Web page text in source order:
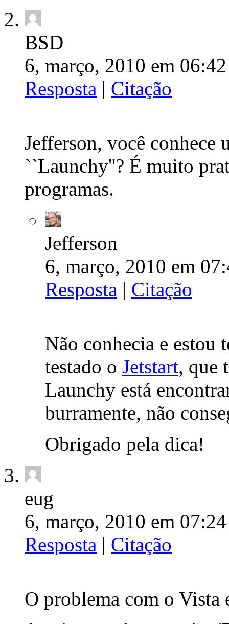
BSD
6, março, 2010 em
Resposta | Citação
Jefferson, você conhece
``Launchy''? É muito
programas.
Jefferson
6, março, 2010 em
Resposta | Citação
Não conhecia e estou
testado o Jetstart, que
Launchy está
burramente, não
Obrigado pela dica!
eug
6, março, 2010 em
Resposta | Citação
O problema com o Vista